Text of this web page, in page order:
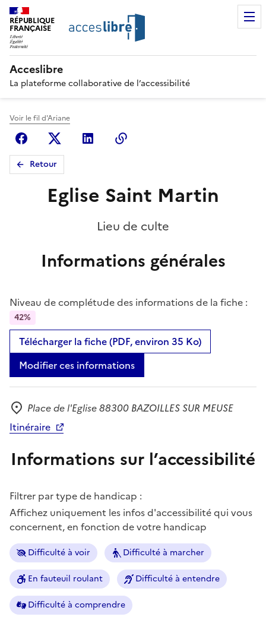
RÉPUBLIQUE
FRANÇAISE
Acceslibre
La plateforme collaborative de l’accessibilité
Voir le fil d'Ariane
FacebookX (anciennement Twitter)
Linkedin
Retour
Eglise Saint Martin
Lieu de culte
Informations générales
Niveau de complétude des informations de la fiche :
42%
Télécharger la fiche (PDF, environ 35 Ko)
Modifier ces informations
Adresse
Place de l'Eglise 88300 BAZOILLES SUR MEUSE
Itinéraire
Informations sur l’accessibilité
Filtrer par type de handicap :
Affichez uniquement les infos d'accessibilité qui vous
concernent, en fonction de votre handicap
Difficulté à voir Difficulté à marcher
En fauteuil roulant Difficulté à entendre
Difficulté à comprendre